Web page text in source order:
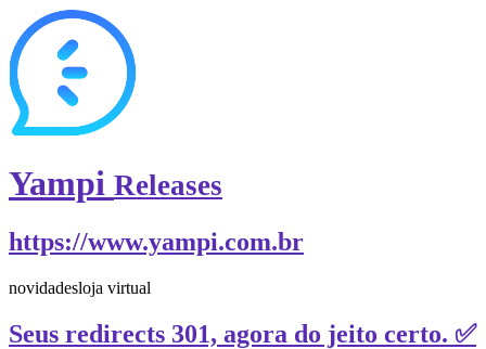
Yampi Releases
https://www.yampi.com.br
novidadesloja virtual
Seus redirects 301, agora do jeito certo. ✅